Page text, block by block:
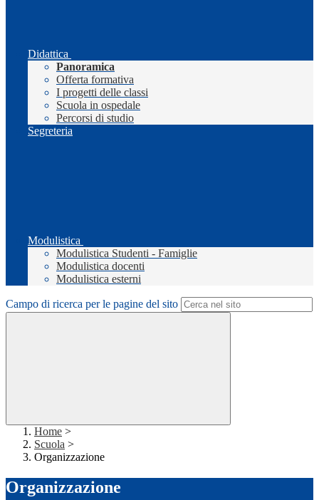
Didattica
Panoramica
Offerta formativa
I progetti delle classi
Scuola in ospedale
Percorsi di studio
Segreteria
Modulistica
Modulistica Studenti - Famiglie
Modulistica docenti
Modulistica esterni
Campo di ricerca per le pagine del sito
Home >
Scuola >
Organizzazione
Organizzazione